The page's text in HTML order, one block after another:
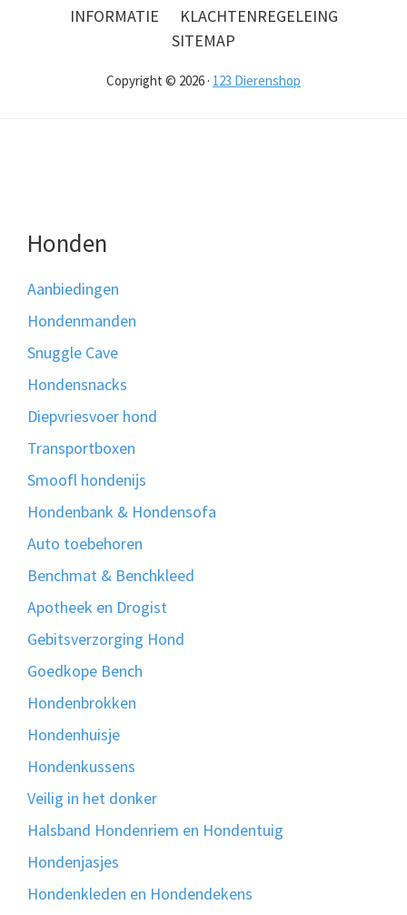
INFORMATIE
KLACHTENREGELEING
SITEMAP
Copyright © 2026 · 123 Dierenshop
Honden
Aanbiedingen
Hondenmanden
Snuggle Cave
Hondensnacks
Diepvriesvoer hond
Transportboxen
Smoofl hondenijs
Hondenbank & Hondensofa
Auto toebehoren
Benchmat & Benchkleed
Apotheek en Drogist
Gebitsverzorging Hond
Goedkope Bench
Hondenbrokken
Hondenhuisje
Hondenkussens
Veilig in het donker
Halsband Hondenriem en Hondentuig
Hondenjasjes
Hondenkleden en Hondendekens